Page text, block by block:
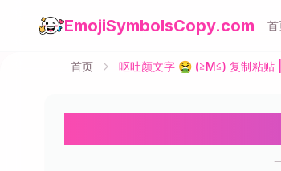
EmojiSymbolsCopy.com 首
首页 呕吐颜文字 🤮 (≧M≦) 复制粘贴